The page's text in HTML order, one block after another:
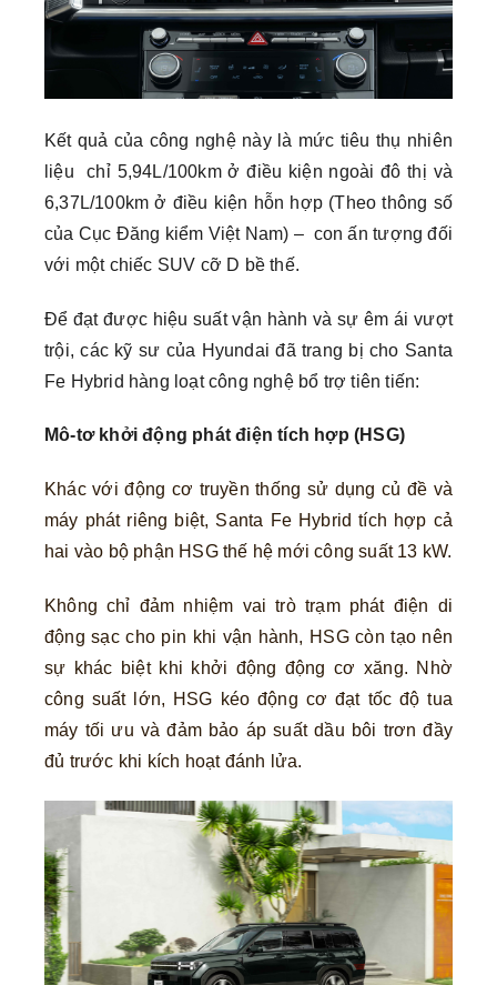
Kết quả của công nghệ này là mức tiêu thụ nhiên
liệu chỉ 5,94L/100km ở điều kiện ngoài đô thị và
6,37L/100km ở điều kiện hỗn hợp (Theo thông số
của Cục Đăng kiểm Việt Nam) – con ấn tượng đối
với một chiếc SUV cỡ D bề thế.
Để đạt được hiệu suất vận hành và sự êm ái vượt
trội, các kỹ sư của Hyundai đã trang bị cho Santa
Fe Hybrid hàng loạt công nghệ bổ trợ tiên tiến:
Mô-tơ khởi động phát điện tích hợp (HSG)
Khác với động cơ truyền thống sử dụng củ đề và
máy phát riêng biệt, Santa Fe Hybrid tích hợp cả
hai vào bộ phận HSG thế hệ mới công suất 13 kW.
Không chỉ đảm nhiệm vai trò trạm phát điện di
động sạc cho pin khi vận hành, HSG còn tạo nên
sự khác biệt khi khởi động động cơ xăng. Nhờ
công suất lớn, HSG kéo động cơ đạt tốc độ tua
máy tối ưu và đảm bảo áp suất dầu bôi trơn đầy
đủ trước khi kích hoạt đánh lửa.